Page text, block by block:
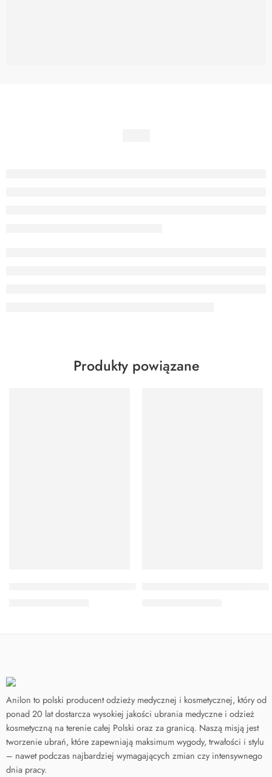
Produkty powiązane
Anilon to polski producent odzieży medycznej i kosmetycznej, który od
ponad 20 lat dostarcza wysokiej jakości ubrania medyczne i odzież
kosmetyczną na terenie całej Polski oraz za granicą. Naszą misją jest
tworzenie ubrań, które zapewniają maksimum wygody, trwałości i stylu
– nawet podczas najbardziej wymagających zmian czy intensywnego
dnia pracy.